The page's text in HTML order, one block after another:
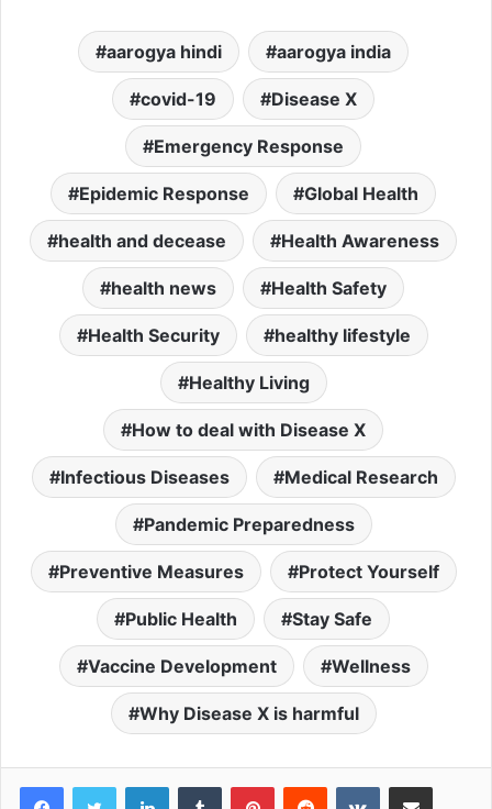
aarogya hindi aarogya india
covid-19 Disease X
Emergency Response
Epidemic Response Global Health
health and decease Health Awareness
health news Health Safety
Health Security healthy lifestyle
Healthy Living
How to deal with Disease X
Infectious Diseases Medical Research
Pandemic Preparedness
Preventive Measures Protect Yourself
Public Health Stay Safe
Vaccine Development Wellness
Why Disease X is harmful
LinkedInTumblr PinterestReddit VKontakteShare via Email